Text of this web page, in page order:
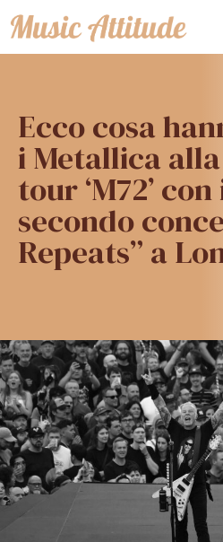
Vai
al
Ecco cosa
i Metallica
tour ‘M72’
secondo
Repeats” a